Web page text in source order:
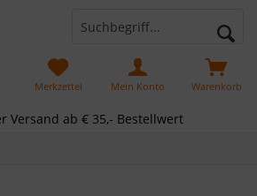
Versand ab € 35,- Bestellwert
Warenkorb
Merkzettel Mein Konto